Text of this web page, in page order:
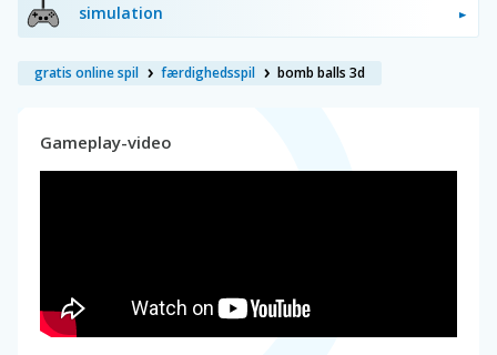
simulation
gratis online spil færdighedsspil bomb balls 3d
Gameplay-video